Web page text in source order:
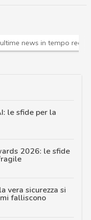
news in tempo
le sfide per la
2026: le sfide
vera sicurezza si
falliscono